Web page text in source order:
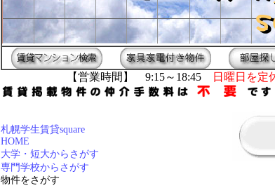
【営業時間】 9:15～18:45 日曜日を定
札幌学生賃貸square
HOME
大学・短大からさがす
専門学校からさがす
物件をさがす